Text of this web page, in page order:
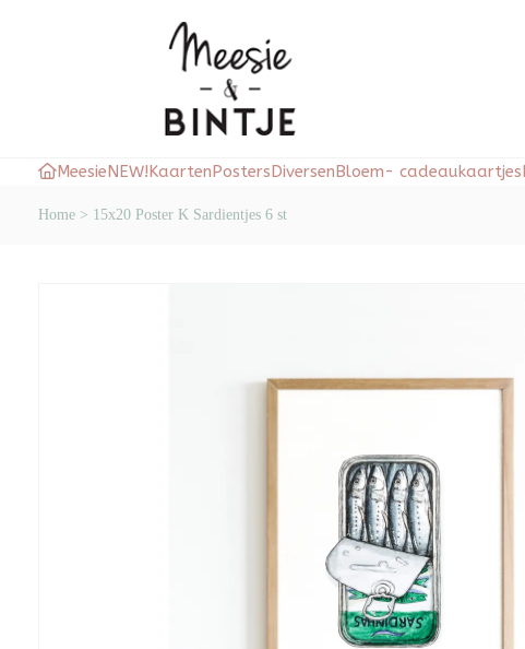
Meesie NEW! Kaarten Posters Diversen Bloem- cadeaukaartjes
Home > 15x20 Poster K Sardientjes 6 st